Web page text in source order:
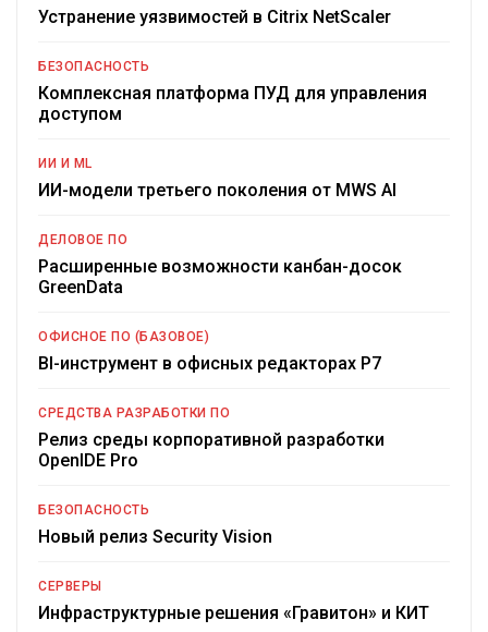
Устранение уязвимостей в Citrix NetScaler
БЕЗОПАСНОСТЬ
Комплексная платформа ПУД для управления
доступом
ИИ И ML
ИИ-модели третьего поколения от MWS AI
ДЕЛОВОЕ ПО
Расширенные возможности канбан-досок
GreenData
ОФИСНОЕ ПО (БАЗОВОЕ)
BI-инструмент в офисных редакторах Р7
СРЕДСТВА РАЗРАБОТКИ ПО
Релиз среды корпоративной разработки
OpenIDE Pro
БЕЗОПАСНОСТЬ
Новый релиз Security Vision
СЕРВЕРЫ
Инфраструктурные решения «Гравитон» и КИТ